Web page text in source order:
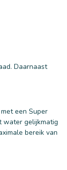
Daarnaast
een Super
water gelijkmatig
bereik van